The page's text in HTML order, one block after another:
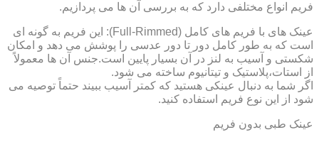
فریم انواع مختلفی دارد که به بررسی آن ها می پردازیم.
عینک های با فریم های کامل (Full-Rimmed): این فریم به گونه ای
است که به طور کامل دور تا دور عدسی را پوشش می دهد و امکان
شکستی و آسیب به لنز در آن بسیار پایین است.جنس آن ها معمولاً
از استات،پلاستیک و تیتانیوم ساخته می شود.
اگر شما به دنبال عینکی هستید که کمتر آسیب ببیند حتماً توصیه می
شود از این نوع فریم استفاده کنید.
عینک طبی بدون فریم